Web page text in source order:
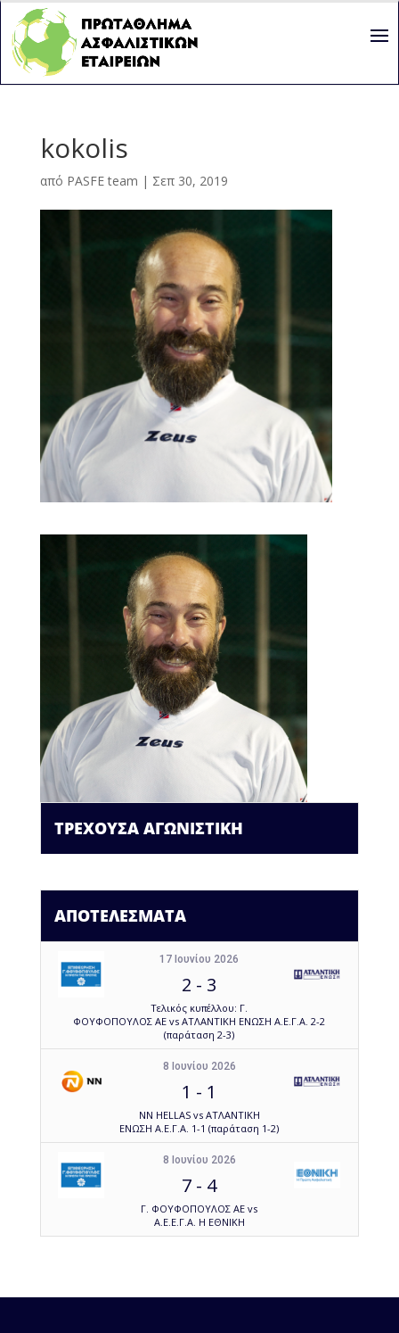
kokolis
από PASFE team | Σεπ 30, 2019
ΤΡΕΧΟΥΣΑ ΑΓΩΝΙΣΤΙΚΗ
ΑΠΟΤΕΛΕΣΜΑΤΑ
17 Ιουνίου 2026
2 - 3
Τελικός κυπέλλου: Γ.
ΦΟΥΦΟΠΟΥΛΟΣ ΑΕ vs ΑΤΛΑΝΤΙΚΗ ΕΝΩΣΗ Α.Ε.Γ.Α. 2-2
(παράταση 2-3)
8 Ιουνίου 2026
1 - 1
NN HELLAS vs ΑΤΛΑΝΤΙΚΗ
ΕΝΩΣΗ Α.Ε.Γ.Α. 1-1 (παράταση 1-2)
8 Ιουνίου 2026
7 - 4
Γ. ΦΟΥΦΟΠΟΥΛΟΣ ΑΕ vs
Α.Ε.Ε.Γ.Α. Η ΕΘΝΙΚΗ